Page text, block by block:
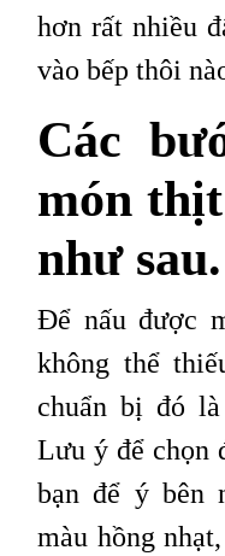
hơn rất nhiều
vào bếp thôi
Các
món
như sau.
Để nấu được
không thể
chuẩn bị đó
Lưu ý để chọn
bạn để ý bên
màu hồng